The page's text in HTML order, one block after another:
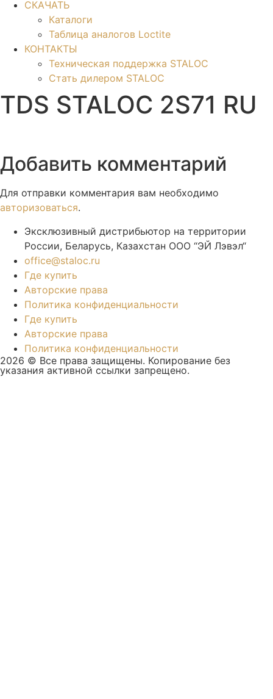
СКАЧАТЬ
Каталоги
Таблица аналогов Loctite
КОНТАКТЫ
Техническая поддержка STALOC
Стать дилером STALOC
TDS STALOC 2S71 RU
Добавить комментарий
Для отправки комментария вам необходимо
авторизоваться.
Эксклюзивный дистрибьютор на территории
России, Беларусь, Казахстан ООО “ЭЙ Лэвэл“
office@staloc.ru
Где купить
Авторские права
Политика конфиденциальности
Где купить
Авторские права
Политика конфиденциальности
2026 © Все права защищены. Копирование без
указания активной ссылки запрещено.